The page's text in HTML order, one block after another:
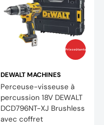
Prix coûtants
DEWALT MACHINES
Perceuse-visseuse à
percussion 18V DEWALT
DCD796NT-XJ Brushless
avec coffret